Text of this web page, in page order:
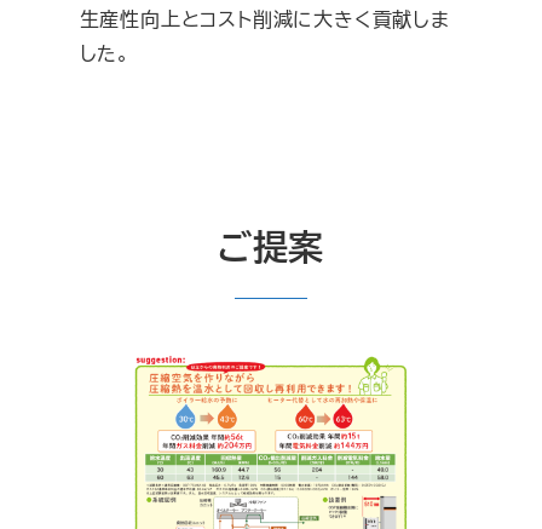
生産性向上とコスト削減に大きく貢献しま
した。
ご提案